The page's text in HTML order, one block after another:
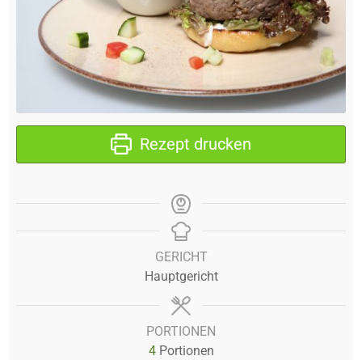
Rezept drucken
GERICHT
Hauptgericht
PORTIONEN
4 Portionen